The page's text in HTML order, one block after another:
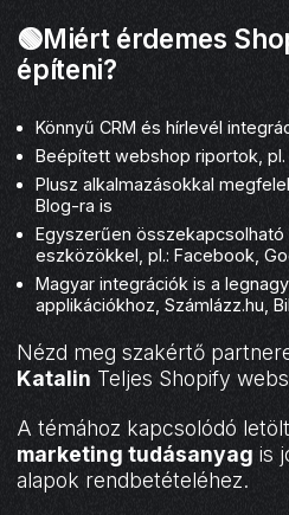
🟢Miért érdemes
építeni?
Könnyű CRM és hírlevél
Beépített webshop riportok,
Plusz alkalmazásokkal
Blog-ra is
Egyszerűen
eszközökkel, pl.: Facebook,
Magyar integrációk is a
applikációkhoz, Számlázz.hu,
Nézd meg szakértő
Katalin Teljes Shopify
A témához kapcsolódó
marketing tudásanyag is
alapok rendbetételéhez.